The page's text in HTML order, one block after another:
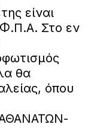
είναι
Στο εν
θα
όπου